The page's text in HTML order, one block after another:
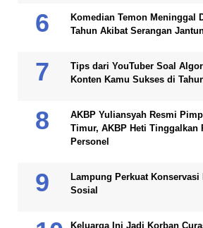
Komedian Temon Meninggal
Tahun Akibat Serangan
Tips dari YouTuber Soal
Konten Kamu Sukses di
AKBP Yuliansyah Resmi
Timur, AKBP Heti Tinggalkan
Personel
Lampung Perkuat Konservasi
Sosial
Keluarga Ini Jadi Korban